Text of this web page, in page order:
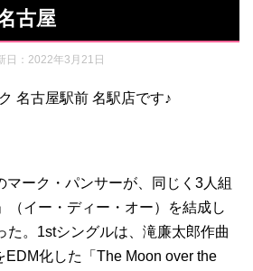
古屋
日： 2022年3月21日
名古屋駅前 名駅店です♪
マーク・パンサーが、同じく3人組
（イー・ディー・オー）を結成し
た。1stシングルは、滝廉太郎作曲
EDM化した「The Moon over the